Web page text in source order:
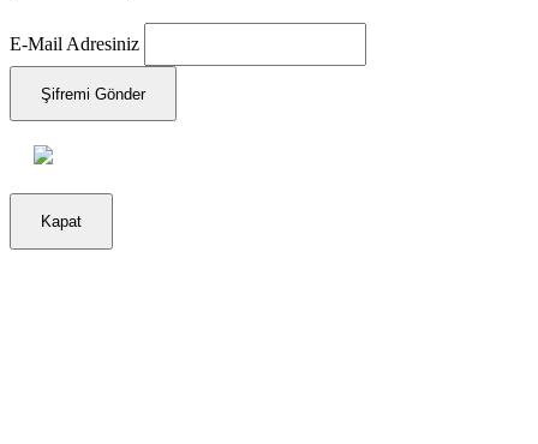
E-Mail Adresiniz
Şifremi Gönder
Kapat